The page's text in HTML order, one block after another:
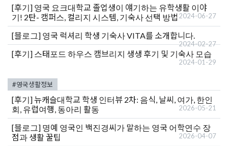
[후기] 영국 요크대학교 졸업생이 얘기하는 유학생활 이야
기! 2탄- 캠퍼스, 컬리지 시스템, 기숙사 선택 방법 2024-06-27
[블로그] 영국 럭셔리 학생 기숙사 VITA를 소개합니다.
2024-02-27
[후기] 스태포드 하우스 캠브리지 생생 후기 및 기숙사 모습
2024-01-29
#영국생활정보
[후기]뉴캐슬대학교 학생 인터뷰 2차: 음식, 날씨, 여가, 한인
회, 유럽여행, 동아리 활동
2026-05-21
[블로그] 명예 영국인 백진경씨가 말하는 영국 어학연수 장
점과 생활 꿀팁
2026-04-07